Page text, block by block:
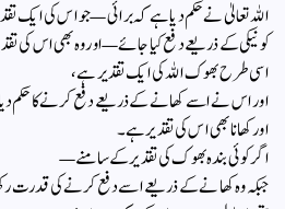
اللہ تعالیٰ نے حکم دیا ہے کہ برائی—جو اس کی ایک
کو نیکی کے ذریعے دفع کیا جائے—اور وہ بھی اس کی
اسی طرح بھوک اللہ کی ایک تقدیر ہے،
اور اس نے اسے کھانے کے ذریعے دفع کرنے کا حکم
اور کھانا بھی اس کی تقدیر ہے۔
اگر کوئی بندہ بھوک کی تقدیر کے سامنے—
جبکہ وہ کھانے کے ذریعے اسے دفع کرنے کی قدرت